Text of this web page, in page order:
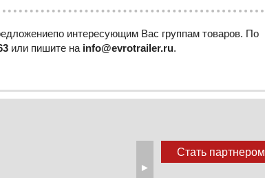
интересующим Вас группам товаров. По
или пишите на info@evrotrailer.ru.
►
Стать партнером